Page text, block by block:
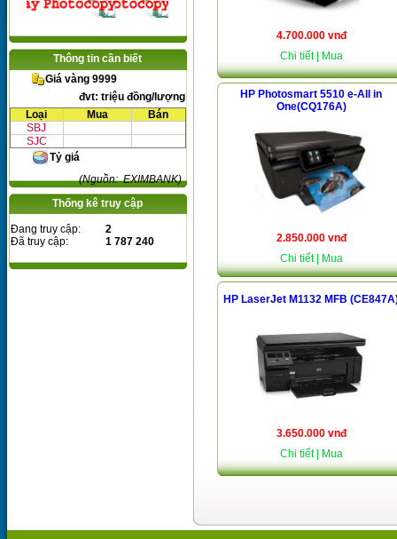
Thông tin cần biết
Giá vàng 9999
đvt: triệu đồng/lượng
Loại
Mua
Bán
SBJ
SJC
Tỷ giá
(Nguồn: EXIMBANK)
Thống kê truy cập
Đang truy cập:
2
Đã truy cập:
1 787 240
4.700.000 vnđ
Chi tiết
| Mua
HP Photosmart 5510 e-All in
One(CQ176A)
2.850.000 vnđ
Chi tiết
| Mua
HP LaserJet M1132 MFB
3.650.000 vnđ
Chi tiết
| Mua